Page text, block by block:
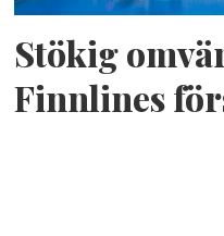
Stökig
Finnlines